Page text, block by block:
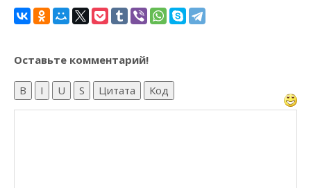
Оставьте комментарий!
B I U S Цитата Код